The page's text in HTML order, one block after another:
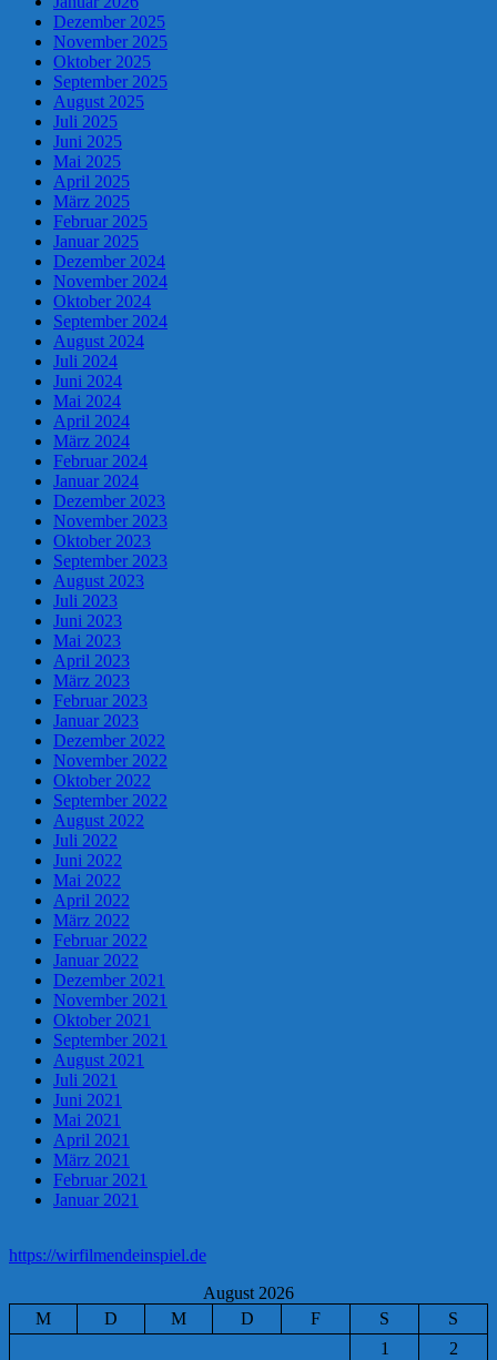
Dezember 2025
November 2025
Oktober 2025
September 2025
August 2025
Juli 2025
Juni 2025
Mai 2025
April 2025
März 2025
Februar 2025
Januar 2025
Dezember 2024
November 2024
Oktober 2024
September 2024
August 2024
Juli 2024
Juni 2024
Mai 2024
April 2024
März 2024
Februar 2024
Januar 2024
Dezember 2023
November 2023
Oktober 2023
September 2023
August 2023
Juli 2023
Juni 2023
Mai 2023
April 2023
März 2023
Februar 2023
Januar 2023
Dezember 2022
November 2022
Oktober 2022
September 2022
August 2022
Juli 2022
Juni 2022
Mai 2022
April 2022
März 2022
Februar 2022
Januar 2022
Dezember 2021
November 2021
Oktober 2021
September 2021
August 2021
Juli 2021
Juni 2021
Mai 2021
April 2021
März 2021
Februar 2021
Januar 2021
https://wirfilmendeinspiel.de
August 2026
M
D M D F S
S
1
2